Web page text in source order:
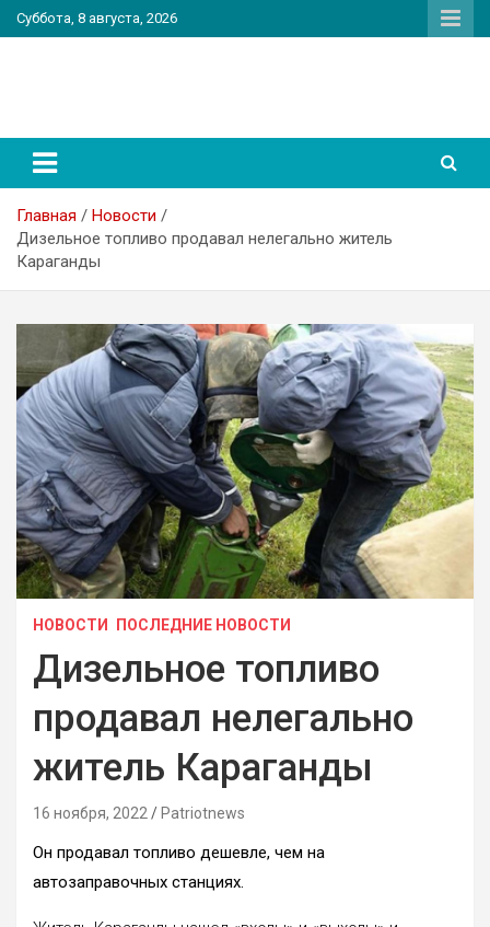
Перейти
к
Суббота, 8 августа, 2026
Главная
Новости
Дизельное топливо продавал нелегально житель
Караганды
НОВОСТИ ПОСЛЕДНИЕ НОВОСТИ
Дизельное топливо
продавал нелегально
житель Караганды
16 ноября, 2022 Patriotnews
Он продавал топливо дешевле, чем на
автозаправочных станциях.